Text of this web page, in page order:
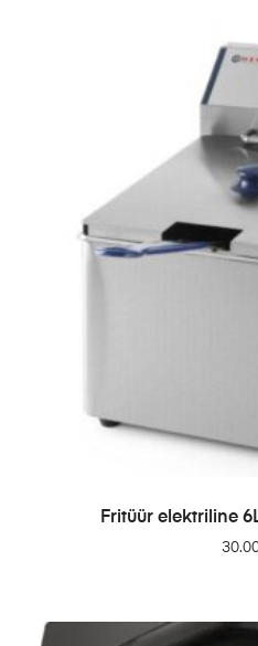
LISA
Fritüür elektriline